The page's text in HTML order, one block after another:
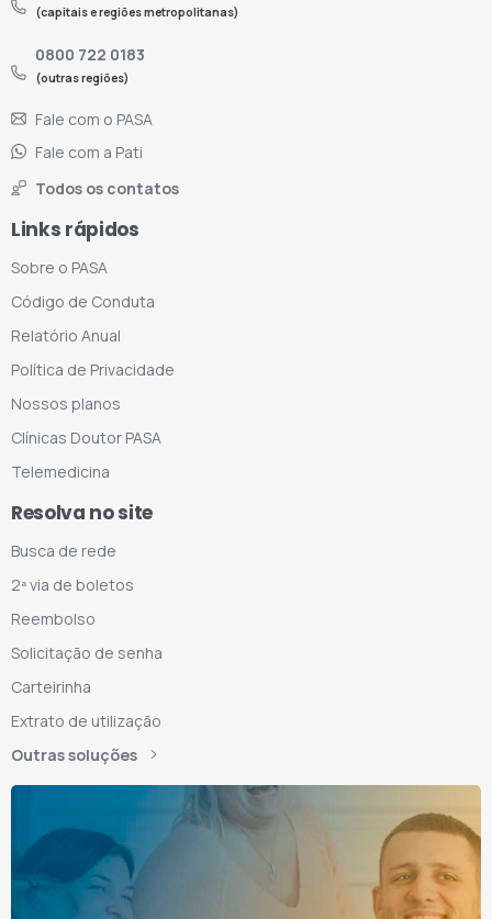
(capitais e regiões metropolitanas)
0800 722 0183
(outras regiões)
Fale com o PASA
Fale com a Pati
Todos os contatos
Links rápidos
Sobre o PASA
Código de Conduta
Relatório Anual
Política de Privacidade
Nossos planos
Clínicas Doutor PASA
Telemedicina
Resolva no site
Busca de rede
2ª via de boletos
Reembolso
Solicitação de senha
Carteirinha
Extrato de utilização
Outras soluções